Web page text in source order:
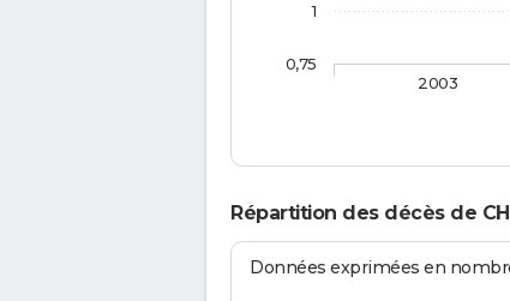
2003
0,75
1
Répartition des décès de
Données exprimées en